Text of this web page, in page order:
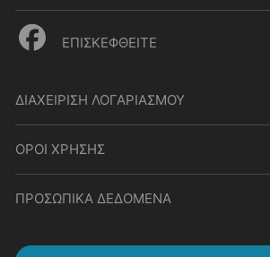
ΕΠΙΣΚΕΦΘΕΙΤΕ
ΔΙΑΧΕΙΡΙΣΗ ΛΟΓΑΡΙΑΣΜΟΥ
ΟΡΟΙ ΧΡΗΣΗΣ
ΠΡΟΣΩΠΙΚΑ ΔΕΔΟΜΕΝΑ